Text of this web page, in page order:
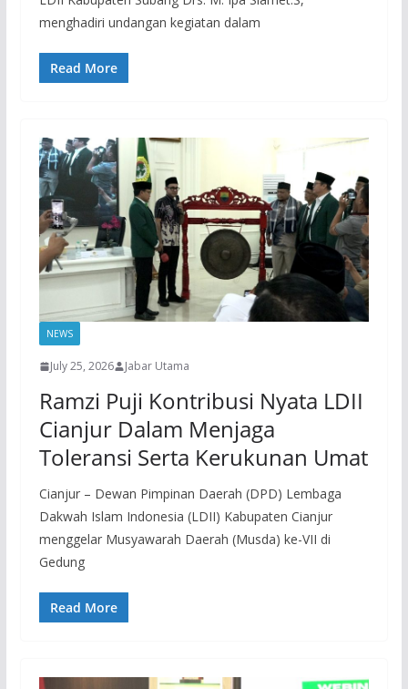
menghadiri undangan kegiatan dalam
Read More
NEWS
July 25, 2026 Jabar Utama
Ramzi Puji Kontribusi Nyata LDII
Cianjur Dalam Menjaga
Toleransi Serta Kerukunan Umat
Cianjur – Dewan Pimpinan Daerah (DPD) Lembaga
Dakwah Islam Indonesia (LDII) Kabupaten Cianjur
menggelar Musyawarah Daerah (Musda) ke-VII di
Gedung
Read More